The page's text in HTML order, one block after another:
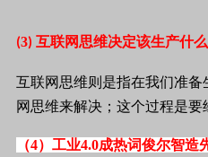
(3) 互联网思维决定该生产什
互联网思维则是指在我们准
网思维来解决；这个过程是
（4）工业4.0成热词俊尔智造